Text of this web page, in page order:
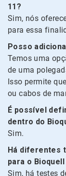
11?
Sim, nós
para essa
Posso
Temos uma
de uma
Isso permite
ou cabos de
É possível
dentro do
Sim.
Há diferentes
para o Bioquell
Sim, há testes